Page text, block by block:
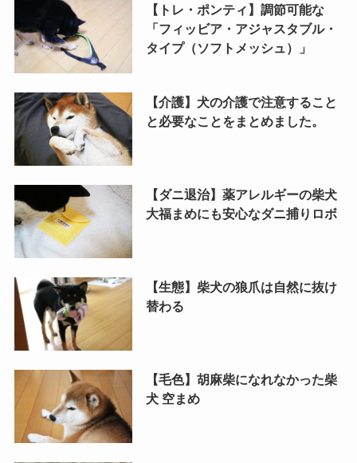
【トレ・ポンティ】調節可能な
「フィッビア・アジャスタブル・
タイプ（ソフトメッシュ）」
【介護】犬の介護で注意すること
と必要なことをまとめました。
【ダニ退治】薬アレルギーの柴犬
大福まめにも安心なダニ捕りロボ
【生態】柴犬の狼爪は自然に抜け
替わる
【毛色】胡麻柴になれなかった柴
犬 空まめ